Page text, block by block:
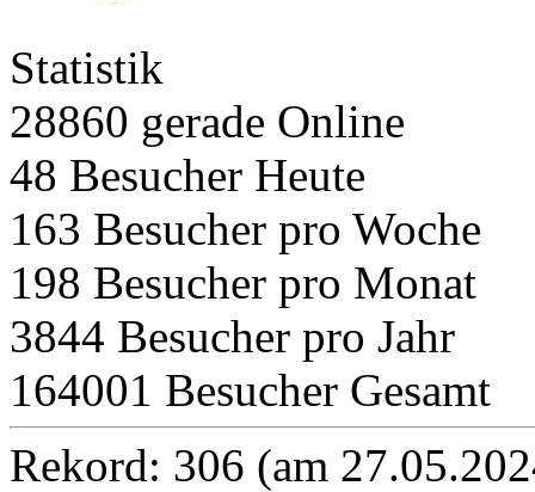
Statistik
28860 gerade Online
48 Besucher Heute
163 Besucher pro Woche
198 Besucher pro Monat
3844 Besucher pro Jahr
164001 Besucher Gesamt
Rekord: 306 (am